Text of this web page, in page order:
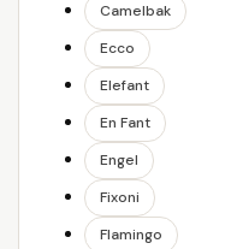
Camelbak
Ecco
Elefant
En Fant
Engel
Fixoni
Flamingo